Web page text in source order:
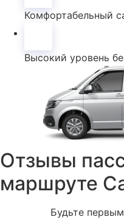
Комфортабельный
Высокий уровень
Отзывы
маршруте
Будьте